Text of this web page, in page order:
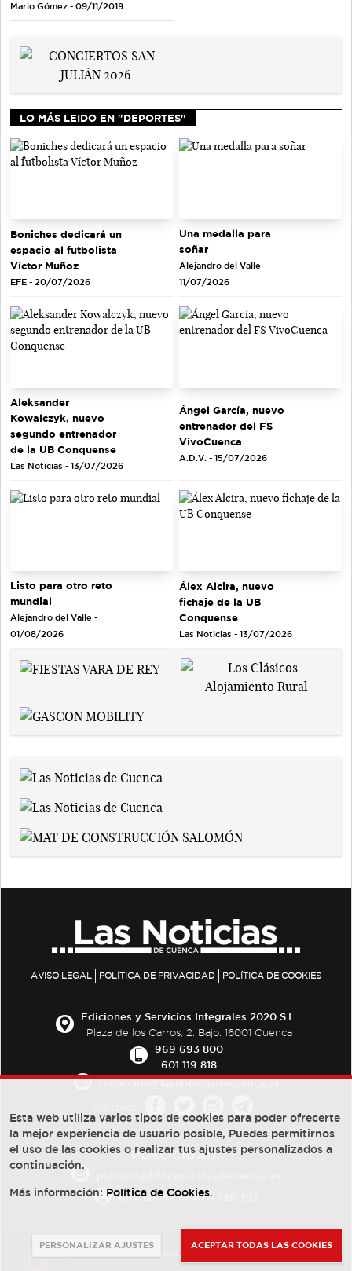
Mario Gómez - 09/11/2019
LO MÁS LEIDO EN "DEPORTES"
Boniches dedicará un
espacio al futbolista
Víctor Muñoz
EFE - 20/07/2026
Una medalla para
soñar
Alejandro del Valle -
11/07/2026
Aleksander
Kowalczyk, nuevo
segundo entrenador
de la UB Conquense
Las Noticias - 13/07/2026
Ángel García, nuevo
entrenador del FS
VivoCuenca
A.D.V. - 15/07/2026
Listo para otro reto
mundial
Alejandro del Valle -
01/08/2026
Álex Alcira, nuevo
fichaje de la UB
Conquense
Las Noticias - 13/07/2026
AVISO LEGAL POLÍTICA DE PRIVACIDAD POLÍTICA DE COOKIES
Ediciones y Servicios Integrales 2020 S.L.
Plaza de los Carros, 2. Bajo. 16001 Cuenca
969 693 800
601 119 818
PUBLICIDAD:
684 126 573/670 726 392
Esta web utiliza varios tipos de cookies para poder ofrecerte
la mejor experiencia de usuario posible, Puedes permitirnos
el uso de las cookies o realizar tus ajustes personalizados a
continuación.
Más información: Política de Cookies.
PERSONALIZAR AJUSTES ACEPTAR TODAS LAS COOKIES